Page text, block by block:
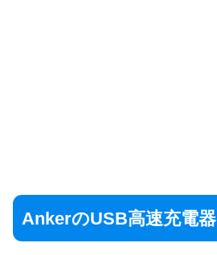
AnkerのUSB高速充電器